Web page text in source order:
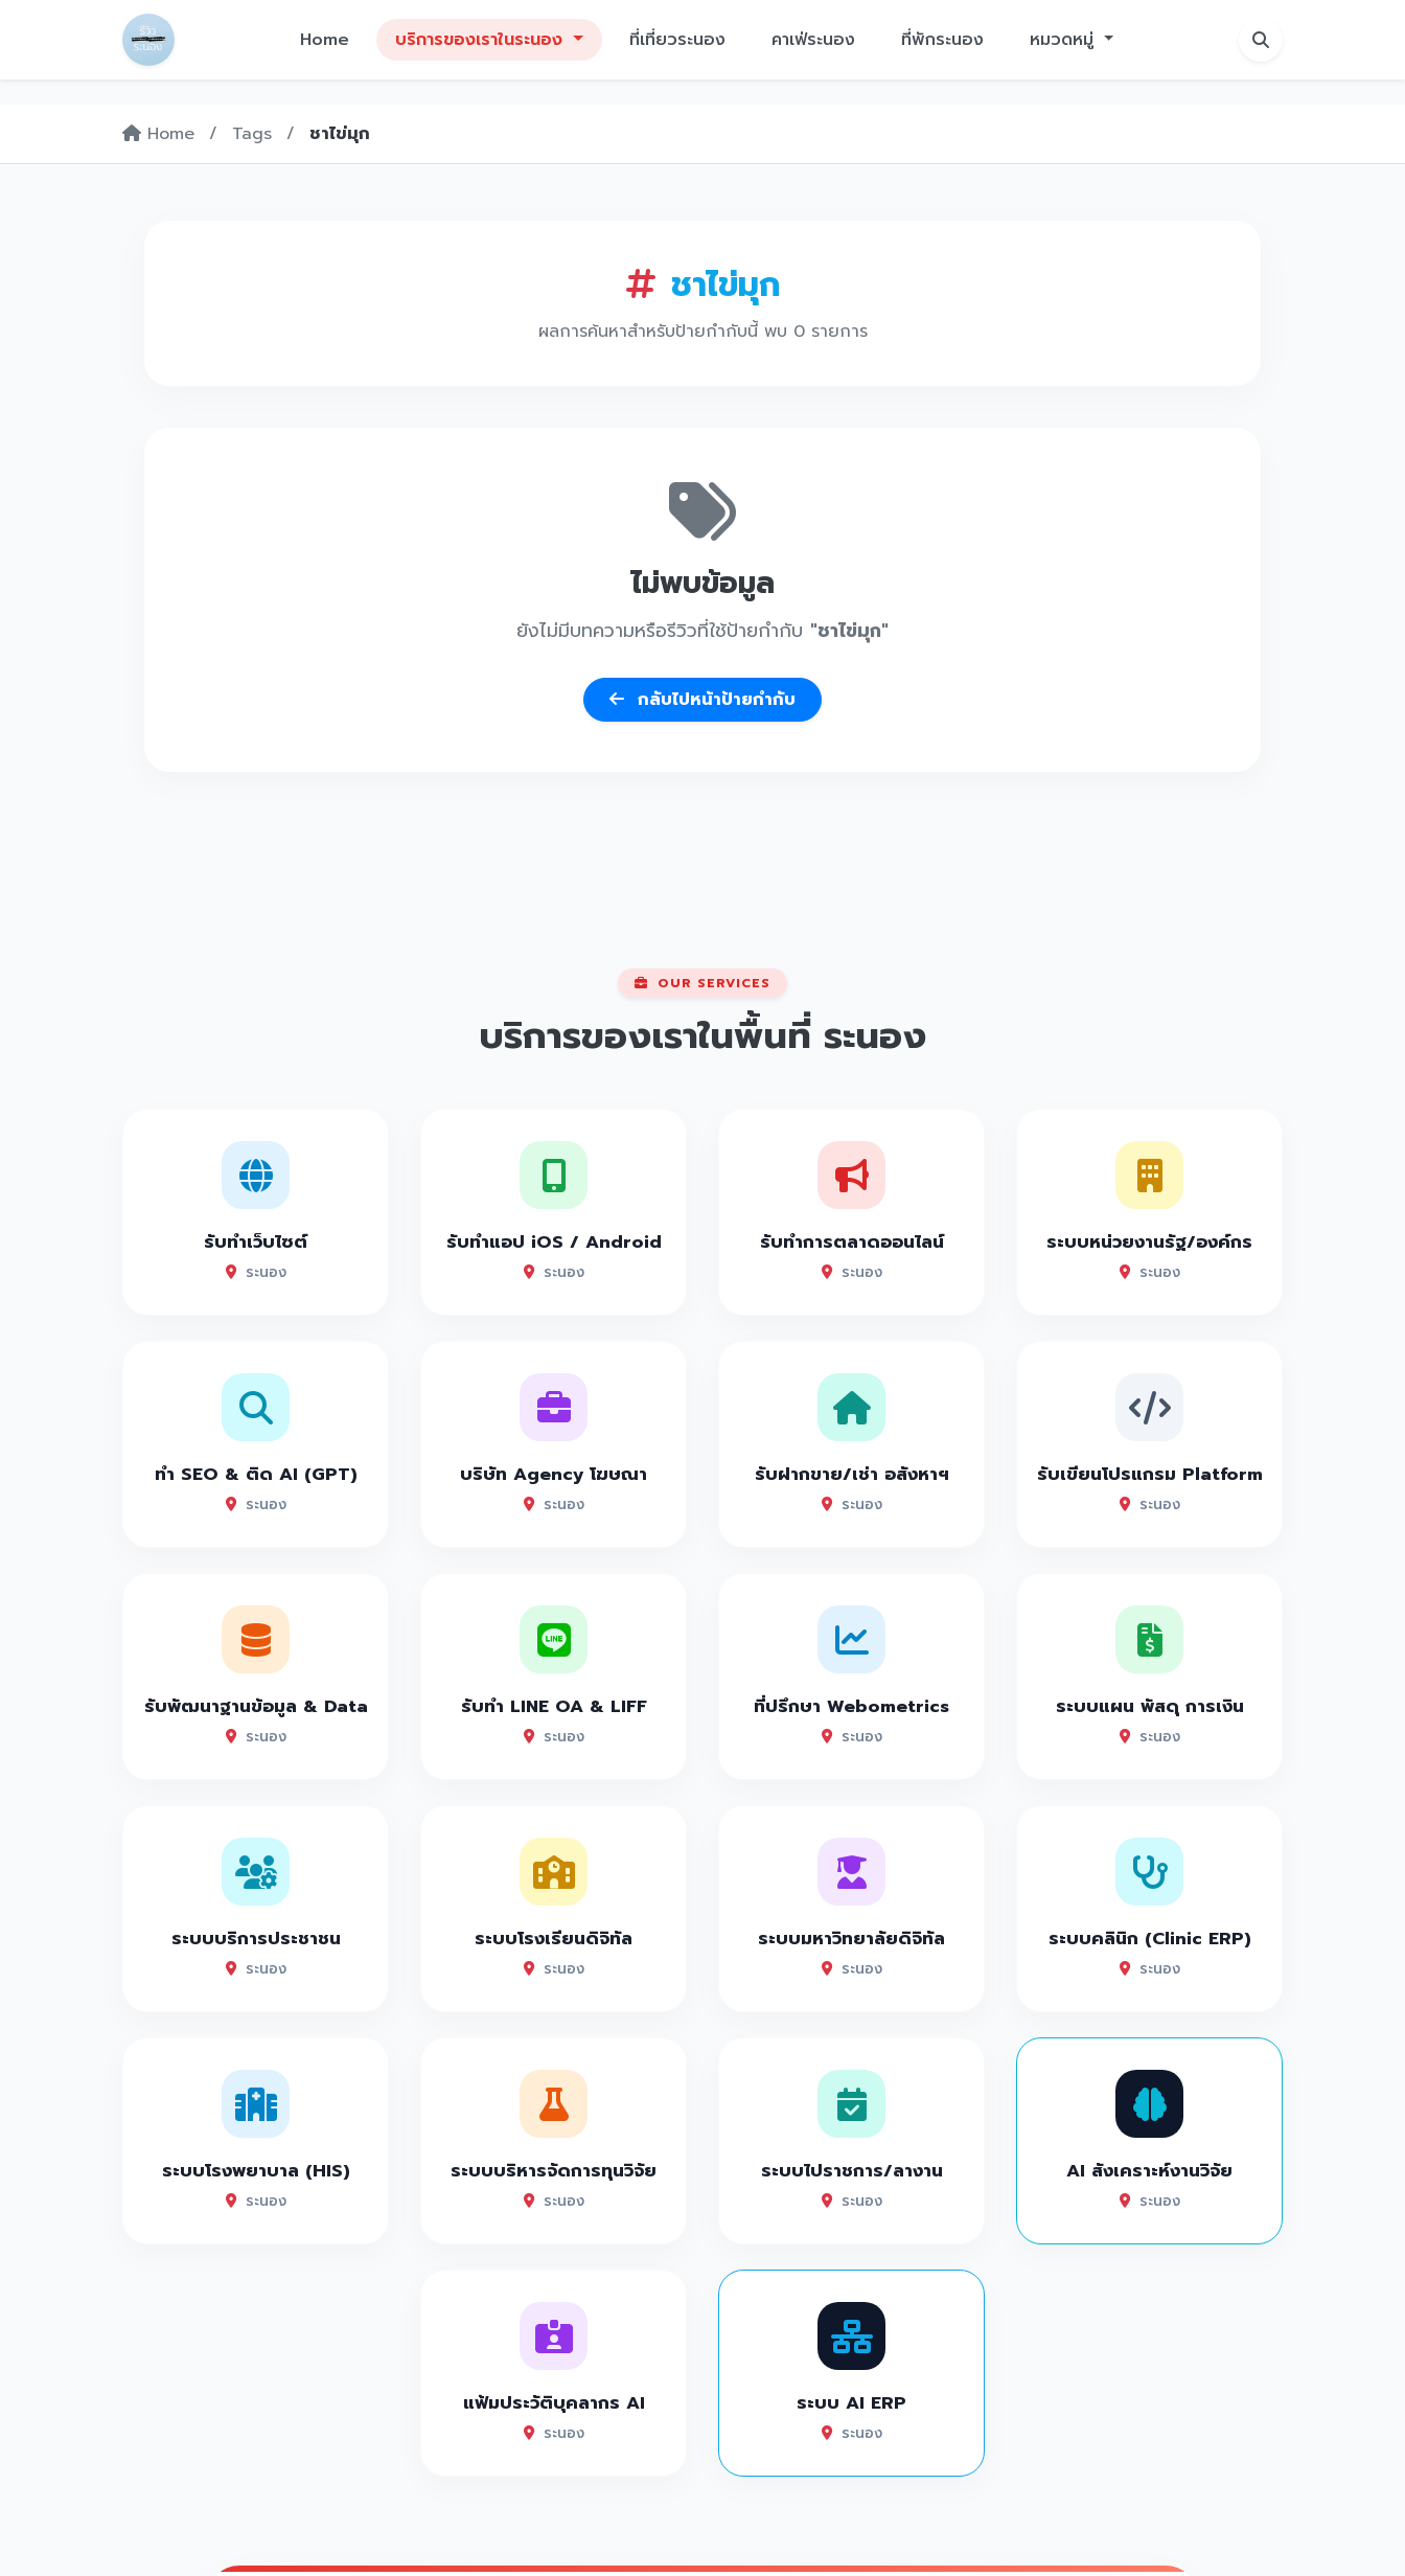
Home บริการของเราในระนอง ที่เที่ยวระนอง คาเฟ่ระนอง ที่พักระนอง หมวดหมู่
Home / Tags / ชาไข่มุก
ชาไข่มุก
ผลการค้นหาสำหรับป้ายกำกับนี้ พบ 0 รายการ
ไม่พบข้อมูล
ยังไม่มีบทความหรือรีวิวที่ใช้ป้ายกำกับ "ชาไข่มุก"
กลับไปหน้าป้ายกำกับ
OUR SERVICES
บริการของเราในพื้นที่ ระนอง
รับทำเว็บไซต์
ระนอง
รับทำแอป iOS / Android
ระนอง
รับทำการตลาดออนไลน์
ระนอง
ระบบหน่วยงานรัฐ/องค์กร
ระนอง
ทำ SEO & ติด AI (GPT)
ระนอง
บริษัท Agency โฆษณา
ระนอง
รับฝากขาย/เช่า อสังหาฯ
ระนอง
รับเขียนโปรแกรม Platform
ระนอง
รับพัฒนาฐานข้อมูล & Data
ระนอง
รับทำ LINE OA & LIFF
ระนอง
ที่ปรึกษา Webometrics
ระนอง
ระบบแผน พัสดุ การเงิน
ระนอง
ระบบบริการประชาชน
ระนอง
ระบบโรงเรียนดิจิทัล
ระนอง
ระบบมหาวิทยาลัยดิจิทัล
ระนอง
ระบบคลินิก (Clinic ERP)
ระนอง
ระบบโรงพยาบาล (HIS)
ระนอง
ระบบบริหารจัดการทุนวิจัย
ระนอง
ระบบไปราชการ/ลางาน
ระนอง
AI สังเคราะห์งานวิจัย
ระนอง
แฟ้มประวัติบุคลากร AI
ระนอง
ระบบ AI ERP
ระนอง